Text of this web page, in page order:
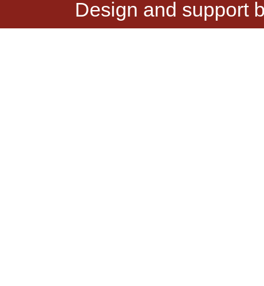
Design and support